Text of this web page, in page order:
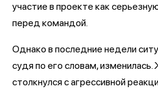
участие в проекте как
перед командой.
Однако в последние недели
судя по его словам, изменилась.
столкнулся с агрессивной